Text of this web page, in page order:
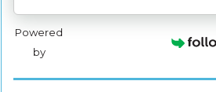
Powered
by